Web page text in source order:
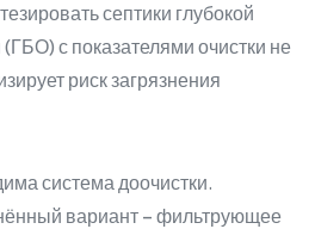
септики глубокой
(ГБО) с показателями очистки не
риск загрязнения
система доочистки.
вариант – фильтрующее